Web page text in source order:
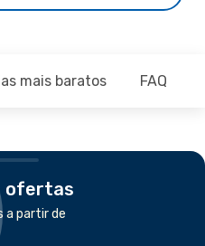
mais baratos FAQ
ofertas
a partir de